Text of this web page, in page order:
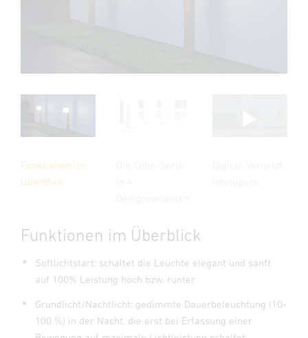
Funktionen im
Überblick
Funktionen im Überblick
Softlichtstart: schaltet die Leuchte elegant und sanft
auf 100% Leistung hoch bzw. runter
Grundlicht/Nachtlicht: gedimmte Dauerbeleuchtung (10-
100 %) in der Nacht, die erst bei Erfassung einer